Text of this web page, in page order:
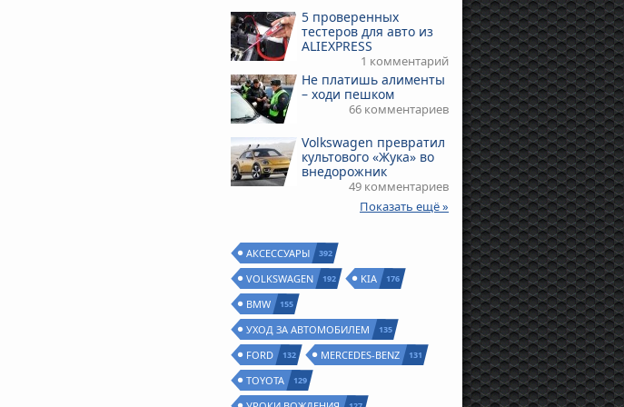
5 проверенных
тестеров для авто из
ALIEXPRESS
1 комментарий
Не платишь алименты
– ходи пешком
66 комментариев
Volkswagen превратил
культового «Жука» во
внедорожник
49 комментариев
Показать ещё »
АКСЕССУАРЫ 392
VOLKSWAGEN 192 KIA 176
BMW 155
УХОД ЗА АВТОМОБИЛЕМ 135
FORD 132 MERCEDES-BENZ 131
TOYOTA 129